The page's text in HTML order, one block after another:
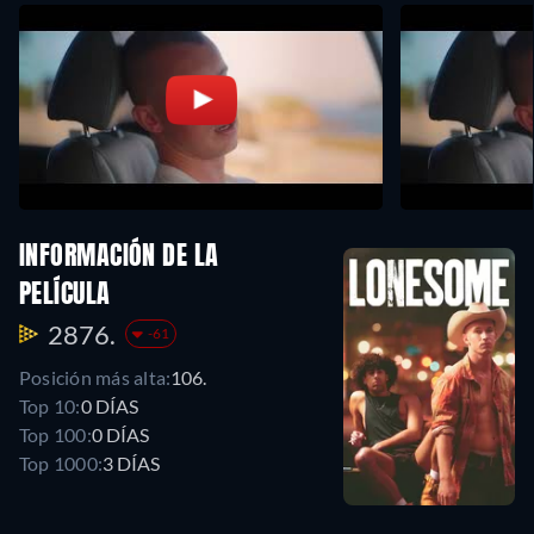
INFORMACIÓN DE LA
PELÍCULA
2876. -61
Posición más alta:106.
Top 10:0 DÍAS
Top 100:0 DÍAS
Top 1000:3 DÍAS